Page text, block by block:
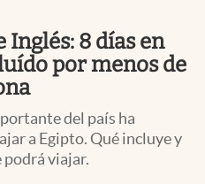
Inglés: 8 días en
por menos de
del país ha
a Egipto. Qué incluye y
viajar.